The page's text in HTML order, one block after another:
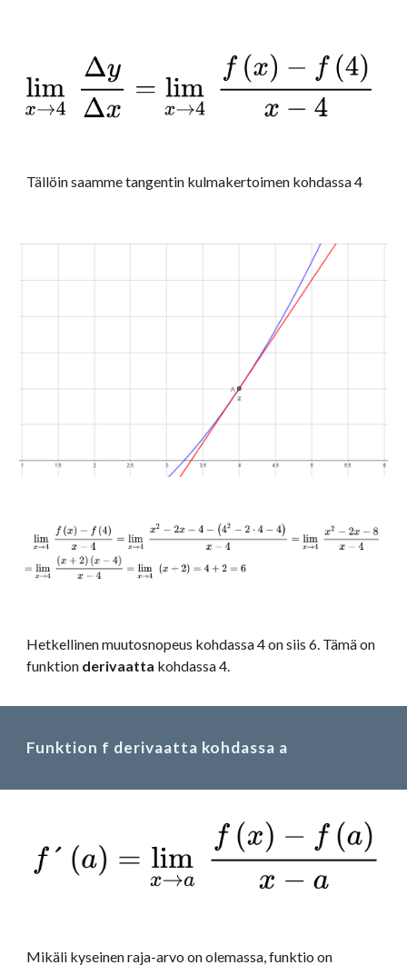
Tällöin saamme tangentin kulmakertoimen kohdassa 4
Hetkellinen muutosnopeus kohdassa 4 on siis 6. Tämä on
funktion derivaatta kohdassa 4.
Funktion f derivaatta kohdassa a
Mikäli kyseinen raja-arvo on olemassa, funktio on